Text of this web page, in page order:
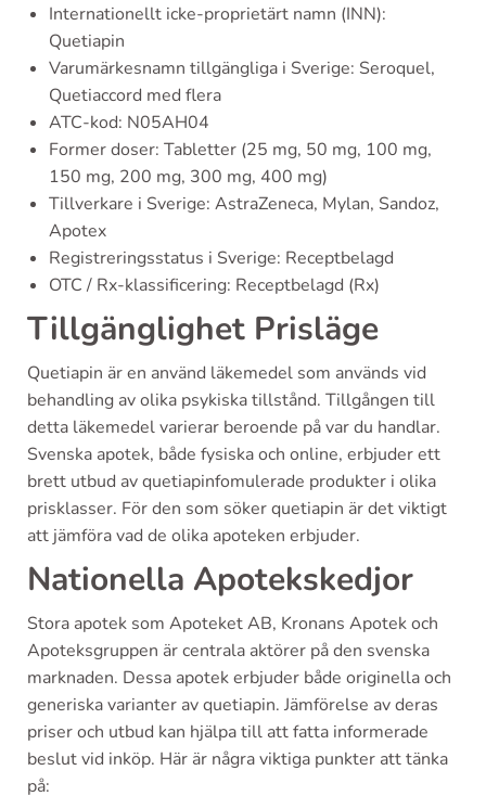
Internationellt icke-proprietärt namn (INN):
Quetiapin
Varumärkesnamn tillgängliga i Sverige: Seroquel,
Quetiaccord med flera
ATC-kod: N05AH04
Former doser: Tabletter (25 mg, 50 mg, 100 mg,
150 mg, 200 mg, 300 mg, 400 mg)
Tillverkare i Sverige: AstraZeneca, Mylan, Sandoz,
Apotex
Registreringsstatus i Sverige: Receptbelagd
OTC / Rx-klassificering: Receptbelagd (Rx)
Tillgänglighet Prisläge
Quetiapin är en använd läkemedel som används vid
behandling av olika psykiska tillstånd. Tillgången till
detta läkemedel varierar beroende på var du handlar.
Svenska apotek, både fysiska och online, erbjuder ett
brett utbud av quetiapinfomulerade produkter i olika
prisklasser. För den som söker quetiapin är det viktigt
att jämföra vad de olika apoteken erbjuder.
Nationella Apotekskedjor
Stora apotek som Apoteket AB, Kronans Apotek och
Apoteksgruppen är centrala aktörer på den svenska
marknaden. Dessa apotek erbjuder både originella och
generiska varianter av quetiapin. Jämförelse av deras
priser och utbud kan hjälpa till att fatta informerade
beslut vid inköp. Här är några viktiga punkter att tänka
på: